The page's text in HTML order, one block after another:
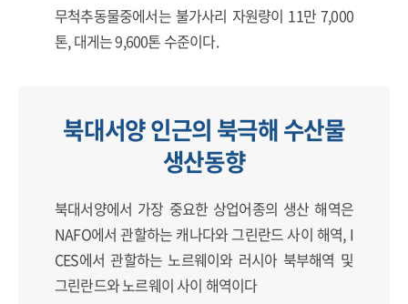
무척추동물중에서는 불가사리 자원량이 11만 7,000
톤, 대게는 9,600톤 수준이다.
북대서양 인근의 북극해 수산물
생산동향
북대서양에서 가장 중요한 상업어종의 생산 해역은
NAFO에서 관할하는 캐나다와 그린란드 사이 해역, I
CES에서 관할하는 노르웨이와 러시아 북부해역 및
그린란드와 노르웨이 사이 해역이다